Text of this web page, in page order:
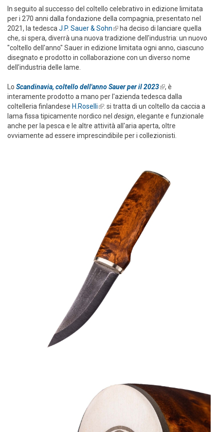
In seguito al successo del coltello celebrativo in edizione limitata
per i 270 anni dalla fondazione della compagnia, presentato nel
2021, la tedesca J.P. Sauer & Sohn(link is external)
ha deciso di lanciare quella
che, si spera, diverrà una nuova tradizione dell'industria: un nuovo
"coltello dell'anno" Sauer in edizione limitata ogni anno, ciascuno
disegnato e prodotto in collaborazione con un diverso nome
dell'industria delle lame.
Lo Scandinavia, coltello dell'anno Sauer per il 2023(link is external)
, è
interamente prodotto a mano per l'azienda tedesca dalla
coltelleria finlandese H.Roselli(link is external)
: si tratta di un coltello da caccia a
lama fissa tipicamente nordico nel design, elegante e funzionale
anche per la pesca e le altre attività all'aria aperta, oltre
ovviamente ad essere imprescindibile per i collezionisti.